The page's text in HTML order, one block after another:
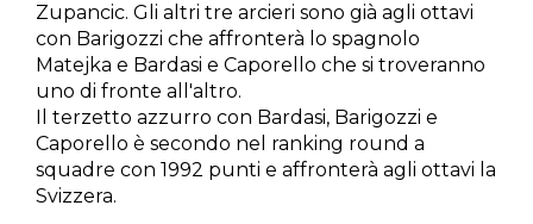
Zupancic. Gli altri tre arcieri sono già agli ottavi
con Barigozzi che affronterà lo spagnolo
Matejka e Bardasi e Caporello che si troveranno
uno di fronte all'altro.
Il terzetto azzurro con Bardasi, Barigozzi e
Caporello è secondo nel ranking round a
squadre con 1992 punti e affronterà agli ottavi la
Svizzera.